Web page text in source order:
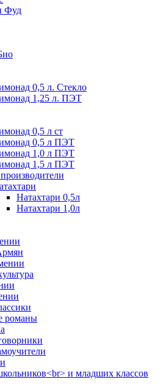
Фуд
0,5 л. Стекло
1,25 л. ПЭТ
0,5 л ст
0,5 л ПЭТ
1,0 л ПЭТ
1,5 л ПЭТ
Натахтари 0,5л
Натахтари 1,0л
романы
и младших классов